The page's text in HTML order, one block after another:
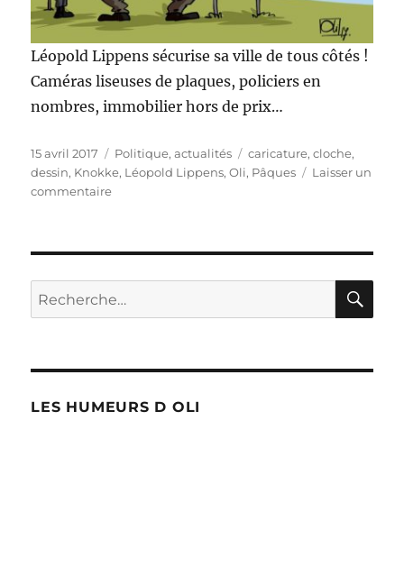
Léopold Lippens sécurise sa ville de tous côtés !
Caméras liseuses de plaques, policiers en
nombres, immobilier hors de prix…
Publié
le
15 avril 2017 Catégories
Politique, actualités Étiquettes
caricature,cloche,
dessin, Knokke, Léopold Lippens,Oli, Pâques
Laisser un
commentairesur
!
Recherche
pour :
LES HUMEURS D OLI